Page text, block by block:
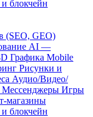
блокчейн
(SEO, GEO)
AI —
Графика Mobile
Рисунки и
Аудио/Видео/
Мессенджеры Игры
магазины
блокчейн